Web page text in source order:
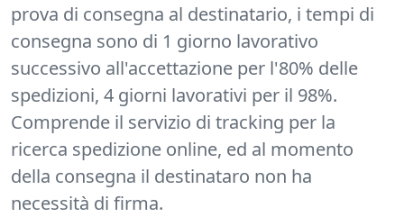
prova di consegna al destinatario, i tempi di
consegna sono di 1 giorno lavorativo
successivo all'accettazione per l'80% delle
spedizioni, 4 giorni lavorativi per il 98%.
Comprende il servizio di tracking per la
ricerca spedizione online, ed al momento
della consegna il destinataro non ha
necessità di firma.